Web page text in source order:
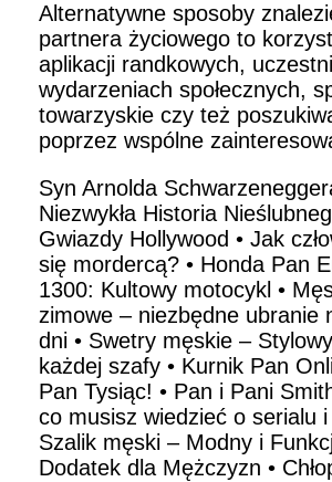
Alternatywne sposoby
partnera życiowego to
aplikacji randkowych,
wydarzeniach społecznych,
towarzyskie czy też
poprzez wspólne
Syn Arnolda
Niezwykła Historia
Gwiazdy Hollywood • Jak
się mordercą? • Honda Pan
1300: Kultowy motocykl •
zimowe – niezbędne ubranie
dni • Swetry męskie –
każdej szafy • Kurnik Pan
Pan Tysiąc! • Pan i Pani
co musisz wiedzieć o serialu
Szalik męski – Modny i
Dodatek dla Mężczyzn •